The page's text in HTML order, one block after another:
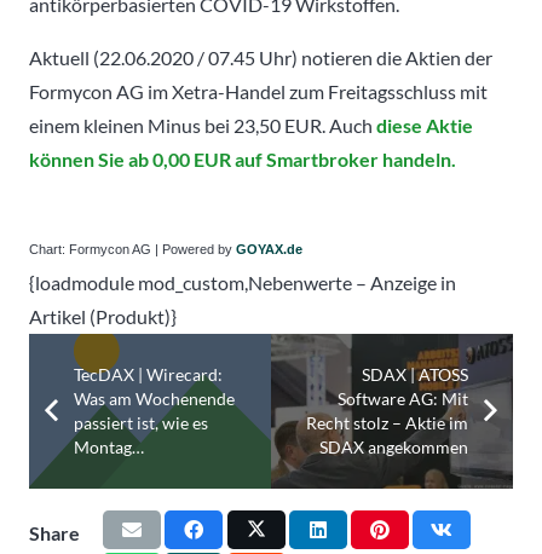
Aktuell (22.06.2020 / 07.45 Uhr) notieren die Aktien der
Formycon AG im Xetra-Handel zum Freitagsschluss mit
einem kleinen Minus bei 23,50 EUR. Auch diese Aktie
können Sie ab 0,00 EUR auf Smartbroker handeln.
Chart: Formycon AG | Powered by GOYAX.de
{loadmodule mod_custom,Nebenwerte – Anzeige in
Artikel (Produkt)}
TecDAX | Wirecard:
Was am Wochenende
passiert ist, wie es
Montag…
SDAX | ATOSS
Software AG: Mit
Recht stolz – Aktie im
SDAX angekommen
Share